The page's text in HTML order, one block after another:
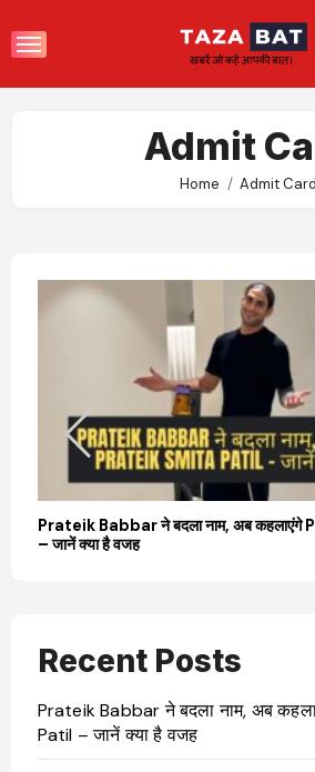
to
Admit
Home Admit Card
Prateik Babbar ने बदला नाम, अब
– जानें क्या है वजह
Recent Posts
Prateik Babbar ने बदला नाम, अब
Patil – जानें क्या है वजह